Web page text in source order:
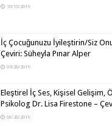
10/15/2019
İç Çocuğunuzu İyileştirin/Siz
Çeviri: Süheyla Pınar Alper
09/20/2019
Eleştirel İç Ses, Kişisel Gelişim,
Psikolog Dr. Lisa Firestone –
08/20/2019